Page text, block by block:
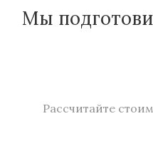
Мы
Рассчитайте